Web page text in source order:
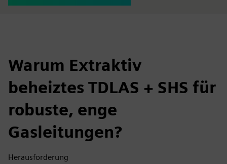
Warum Extraktiv
beheiztes TDLAS + SHS für
robuste, enge
Gasleitungen?
Herausforderung